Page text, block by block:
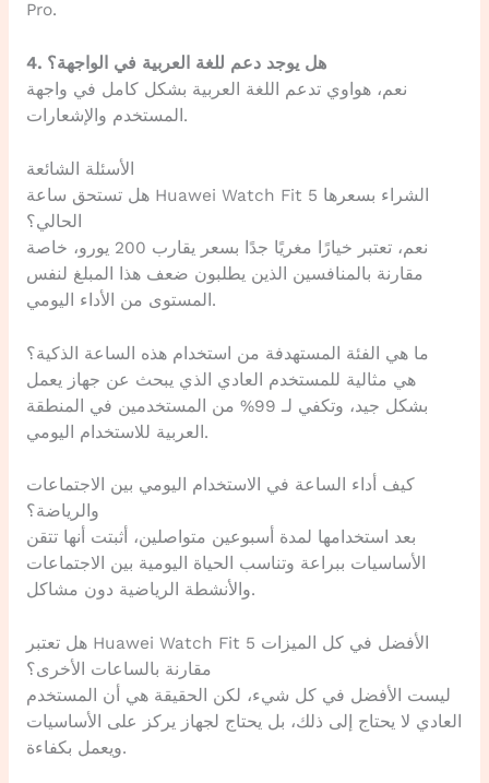
Pro.
4. هل يوجد دعم للغة العربية في الواجهة؟
نعم، هواوي تدعم اللغة العربية بشكل كامل في واجهة
المستخدم والإشعارات.
الأسئلة الشائعة
هل تستحق ساعة Huawei Watch Fit 5 الشراء بسعرها
الحالي؟
نعم، تعتبر خيارًا مغريًا جدًا بسعر يقارب 200 يورو، خاصة
مقارنة بالمنافسين الذين يطلبون ضعف هذا المبلغ لنفس
المستوى من الأداء اليومي.
ما هي الفئة المستهدفة من استخدام هذه الساعة الذكية؟
هي مثالية للمستخدم العادي الذي يبحث عن جهاز يعمل
بشكل جيد، وتكفي لـ 99% من المستخدمين في المنطقة
العربية للاستخدام اليومي.
كيف أداء الساعة في الاستخدام اليومي بين الاجتماعات
والرياضة؟
بعد استخدامها لمدة أسبوعين متواصلين، أثبتت أنها تتقن
الأساسيات ببراعة وتناسب الحياة اليومية بين الاجتماعات
والأنشطة الرياضية دون مشاكل.
هل تعتبر Huawei Watch Fit 5 الأفضل في كل الميزات
مقارنة بالساعات الأخرى؟
ليست الأفضل في كل شيء، لكن الحقيقة هي أن المستخدم
العادي لا يحتاج إلى ذلك، بل يحتاج لجهاز يركز على الأساسيات
ويعمل بكفاءة.